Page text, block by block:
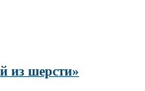
из шерсти»